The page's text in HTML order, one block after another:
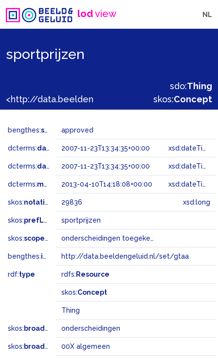
lodview NL
sportprijzen
sdo:Thing
skos:Concept
bengthes:status approved
dcterms:dateAccepted 2007-11-23T13:34:35+00:00 xsd:dateTime
dcterms:dateSubmitted 2007-11-23T13:34:35+00:00 xsd:dateTime
dcterms:modified 2013-04-10T14:18:08+00:00 xsd:dateTime
skos:notation 29836 xsd:long
skos:prefLabel sportprijzen
skos:scopeNote onderscheidingen toegekend aan sporters
bengthes:inSet http://data.beeldengeluid.nl/set/gtaa
rdf:type rdfs: Resource
skos:Concept
Thing
skos: broader onderscheidingen
skos: broadMatch 00X algemeen